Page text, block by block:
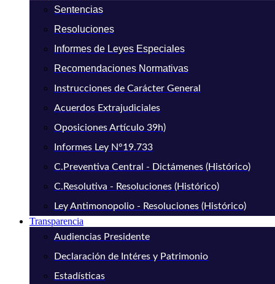
Sentencias
Resoluciones
Informes de Leyes Especiales
Recomendaciones Normativas
Instrucciones de Carácter General
Acuerdos Extrajudiciales
Oposiciones Artículo 39h)
Informes Ley N°19.733
C.Preventiva Central - Dictámenes (Histórico)
C.Resolutiva - Resoluciones (Histórico)
Ley Antimonopolio - Resoluciones (Histórico)
Transparencia
Audiencias Presidente
Declaración de Intéres y Patrimonio
Estadísticas